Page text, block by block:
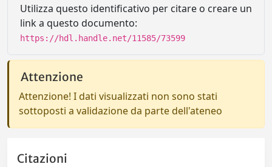
Utilizza questo identificativo per citare o creare un
link a questo documento:
https://hdl.handle.net/11585/73599
Attenzione
Attenzione! I dati visualizzati non sono stati
sottoposti a validazione da parte dell'ateneo
Citazioni